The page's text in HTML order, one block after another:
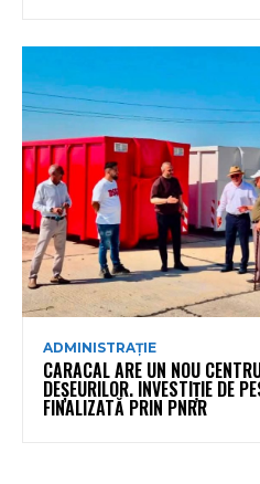
ADMINISTRAȚIE
CARACAL ARE UN NOU
DEȘEURILOR. INVESTIȚIE DE
FINALIZATĂ PRIN PNRR